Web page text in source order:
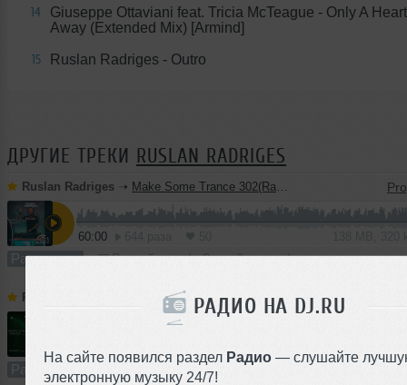
РАДИО НА DJ.RU
На сайте появился раздел Радио — слушайте
электронную музыку 24/7!
14
Giuseppe Ottaviani feat. Tricia McTeague - Only A
Away (Extended Mix) [Armind]
15 Ruslan Radriges - Outro
ДРУГИЕ ТРЕКИ RUSLAN RADRIGES
Ruslan Radriges ➝ Make Some Trance 302(Radio_Show)
60:00
Радио-шоу В плейлист (в 2 плейлистах)
Ruslan Radriges Make Some Trance 270(Radio_Show)
Радио-шоу В плейлист (в 1 плейлисте)